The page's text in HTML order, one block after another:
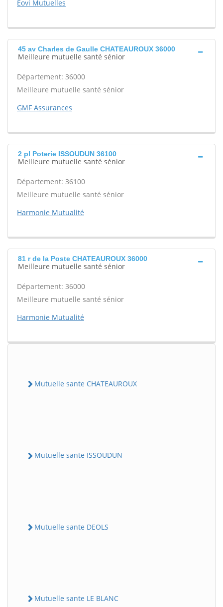
Eovi Mutuelles
45 av Charles de Gaulle CHATEAUROUX 36000
Meilleure mutuelle santé sénior
Département: 36000
Meilleure mutuelle santé sénior
GMF Assurances
2 pl Poterie ISSOUDUN 36100
Meilleure mutuelle santé sénior
Département: 36100
Meilleure mutuelle santé sénior
Harmonie Mutualité
81 r de la Poste CHATEAUROUX 36000
Meilleure mutuelle santé sénior
Département: 36000
Meilleure mutuelle santé sénior
Harmonie Mutualité
Mutuelle sante CHATEAUROUX
Mutuelle sante ISSOUDUN
Mutuelle sante DEOLS
Mutuelle sante LE BLANC